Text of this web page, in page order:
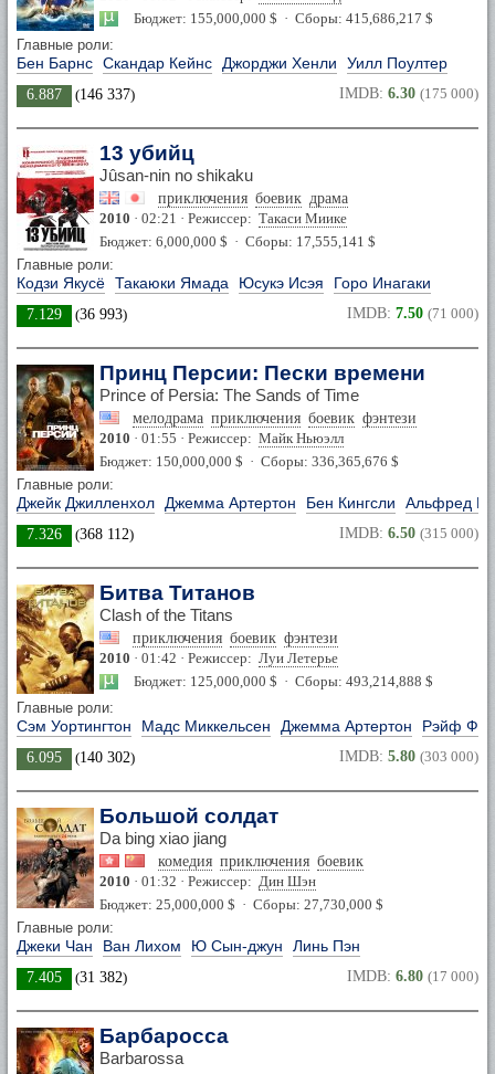
Бюджет: 155,000,000 $ · Сборы: 415,686,217 $
Главные роли:
Бен Барнс Скандар Кейнс Джорджи Хенли Уилл Поултер
6.887 (146 337) IMDB: 6.30 (175 000)
13 убийц
Jûsan-nin no shikaku
приключения боевик драма
2010 · 02:21 · Режиссер: Такаси Миике
Бюджет: 6,000,000 $ · Сборы: 17,555,141 $
Главные роли:
Кодзи Якусё Такаюки Ямада Юсукэ Исэя Горо Инагаки
7.129 (36 993) IMDB: 7.50 (71 000)
Принц Персии: Пески времени
Prince of Persia: The Sands of Time
мелодрама приключения боевик фэнтези
2010 · 01:55 · Режиссер: Майк Ньюэлл
Бюджет: 150,000,000 $ · Сборы: 336,365,676 $
Главные роли:
Джейк Джилленхол Джемма Артертон Бен Кингсли Альфред
7.326 (368 112) IMDB: 6.50 (315 000)
Битва Титанов
Clash of the Titans
приключения боевик фэнтези
2010 · 01:42 · Режиссер: Луи Летерье
Бюджет: 125,000,000 $ · Сборы: 493,214,888 $
Главные роли:
Сэм Уортингтон Мадс Миккельсен Джемма Артертон Рэйф
6.095 (140 302) IMDB: 5.80 (303 000)
Большой солдат
Da bing xiao jiang
комедия приключения боевик
2010 · 01:32 · Режиссер: Дин Шэн
Бюджет: 25,000,000 $ · Сборы: 27,730,000 $
Главные роли:
Джеки Чан Ван Лихом Ю Сын-джун Линь Пэн
7.405 (31 382) IMDB: 6.80 (17 000)
Барбаросса
Barbarossa